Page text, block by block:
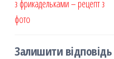
я
з фрикадельками – рецепт з
фото
Залишити відповідь